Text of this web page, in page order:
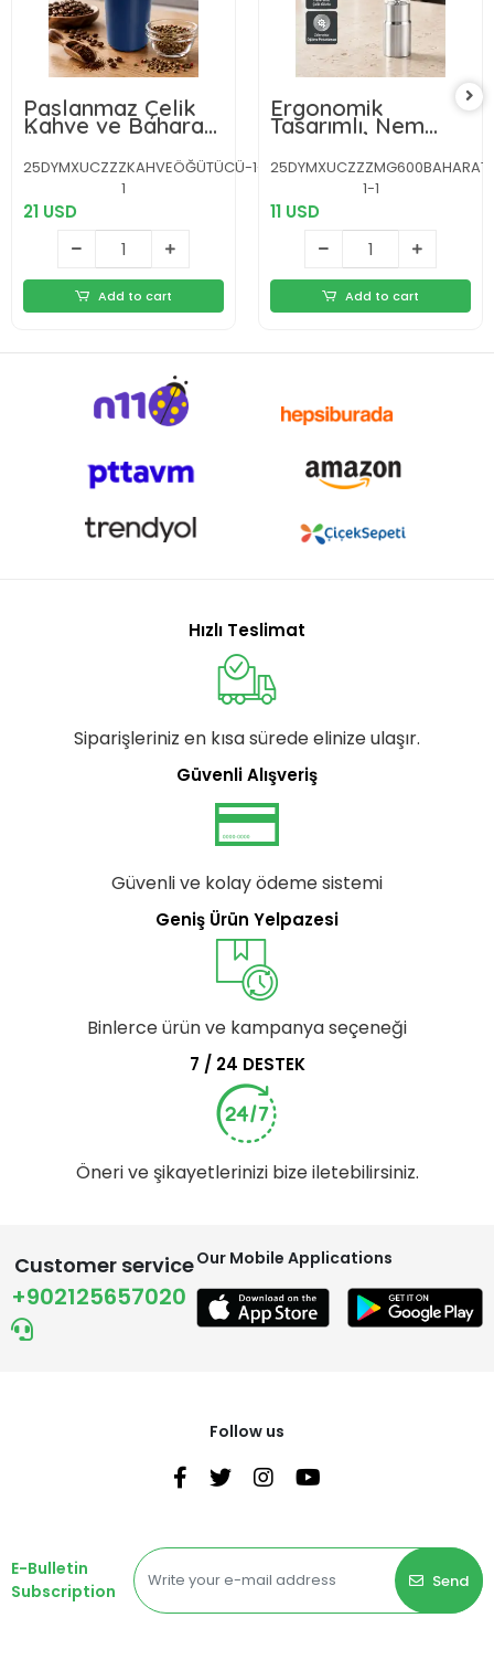
Paslanmaz Çelik
Kahve ve Baharat
Öğütücü –
Otomatik
Mekanizma
25DYMXUCZZZKAHVEÖĞÜTÜCÜ-1-
1
21 USD
Add to cart
Ergonomik
Tasarımlı, Nem
Geçirmez Kapaklı
Baharat Öğütücü
1-1
11 USD
Add to cart
Hızlı Teslimat
Siparişleriniz en kısa sürede elinize ulaşır.
Güvenli Alışveriş
Güvenli ve kolay ödeme sistemi
Geniş Ürün Yelpazesi
Binlerce ürün ve kampanya seçeneği
7 / 24 DESTEK
Öneri ve şikayetlerinizi bize iletebilirsiniz.
Customer service
+902125657020
Our Mobile Applications
Follow us
E-Bulletin
Subscription
Send